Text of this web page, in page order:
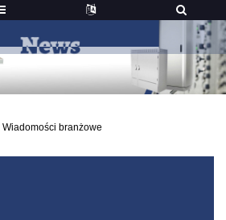
Wiadomości branżowe